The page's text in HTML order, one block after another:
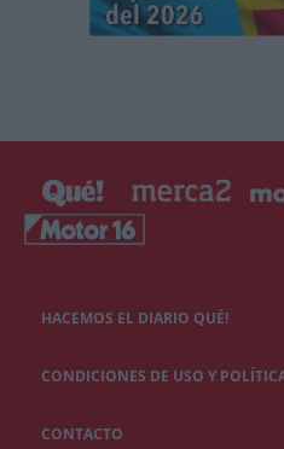
HACEMOS EL DIARIO QUÉ!
CONDICIONES DE USO Y
CONTACTO